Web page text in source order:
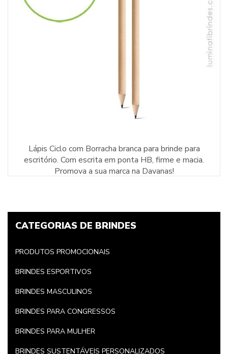
Lápis Ciclo com Borracha branca para brinde para
escritório. Com escrita em ponta HB, firme e macia.
Promova a sua marca na Davanas!
CATEGORIAS DE BRINDES
PRODUTOS PROMOCIONAIS
BRINDES ESPORTIVOS
BRINDES MASCULINOS
BRINDES PARA CONGRESSOS
BRINDES PARA MULHER
BRINDES SUSTENTÁVEIS PERSONALIZADOS